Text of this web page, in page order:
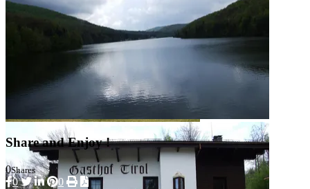
Share and Enjoy !
0Shares
0 0